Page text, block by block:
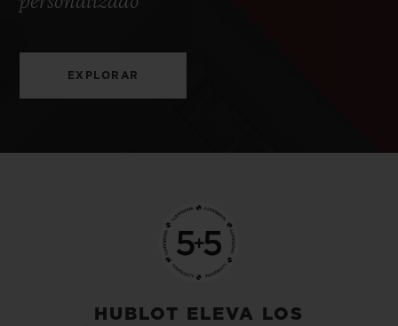
EXPLORAR
HUBLOT ELEVA LOS